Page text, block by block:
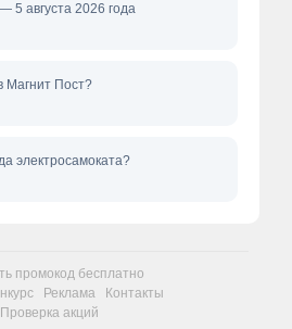
5 августа 2026 года
Магнит Пост?
электросамоката?
промокод бесплатно
Реклама
Контакты
Проверка акций